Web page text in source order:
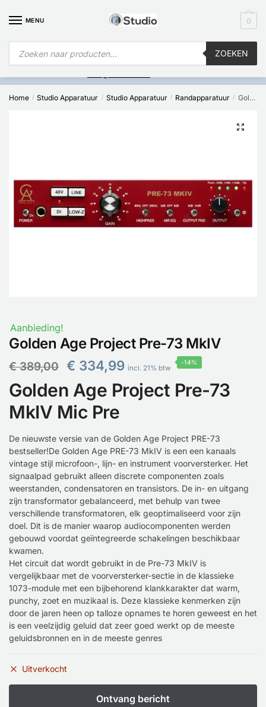
MENU
ZOEKEN
0
uw computer al over op Windows 11? Heeft u vragen stuur een
Home / Studio Apparatuur / Studio Apparatuur / Randapparatuur / Golden Age Project Pre-73 MkIV
🔍
Aanbieding!
Golden Age Project Pre-73 MkIV
€389,00 € 334,99 incl. 21% btw
-14%
Golden Age Project Pre-73
MkIV Mic Pre
De nieuwste versie van de Golden Age Project PRE-73
bestseller!De Golden Age PRE-73 MkIV is een een kanaals
vintage stijl microfoon-, lijn- en instrument voorversterker. Het
signaalpad gebruikt alleen discrete componenten zoals
weerstanden, condensatoren en transistors. De in- en uitgang
zijn transformator gebalanceerd, met behulp van twee
verschillende transformatoren, elk geoptimaliseerd voor zijn
doel. Dit is de manier waarop audiocomponenten werden
gebouwd voordat geïntegreerde schakelingen beschikbaar
kwamen.
Het circuit dat wordt gebruikt in de Pre-73 MkIV is
vergelijkbaar met de voorversterker-sectie in de klassieke
1073-module met een bijbehorend klankkarakter dat warm,
punchy, zoet en muzikaal is. Deze klassieke kenmerken zijn
door de jaren heen op talloze opnames te horen geweest en het
is een veelzijdig geluid dat zeer goed werkt op de meeste
geluidsbronnen en in de meeste genres
Uitverkocht